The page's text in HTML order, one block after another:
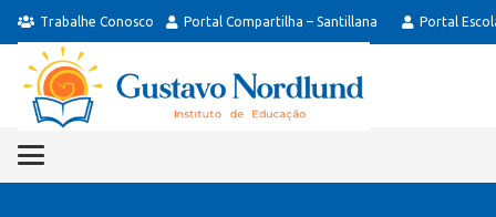
Trabalhe Conosco Portal Compartilha – Santillana Portal